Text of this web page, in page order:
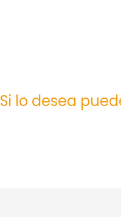
Si lo desea